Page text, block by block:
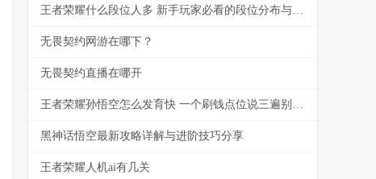
王者荣耀什么段位人多 新手玩家必看的段位分布与爬坑指南
无畏契约网游在哪下？
无畏契约直播在哪开
王者荣耀孙悟空怎么发育快 一个刷钱点位说三遍别再浪了
黑神话悟空最新攻略详解与进阶技巧分享
王者荣耀人机ai有几关